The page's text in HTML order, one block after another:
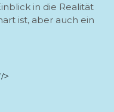
>
in die Realität
ist, aber auch ein